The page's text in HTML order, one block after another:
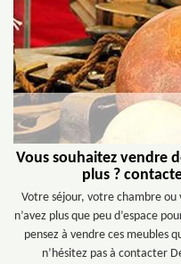
Vous souhaitez vendre
plus ?
Votre séjour, votre chambre
n’avez plus que peu d’espace
pensez à vendre ces meubles
n’hésitez pas à contacter